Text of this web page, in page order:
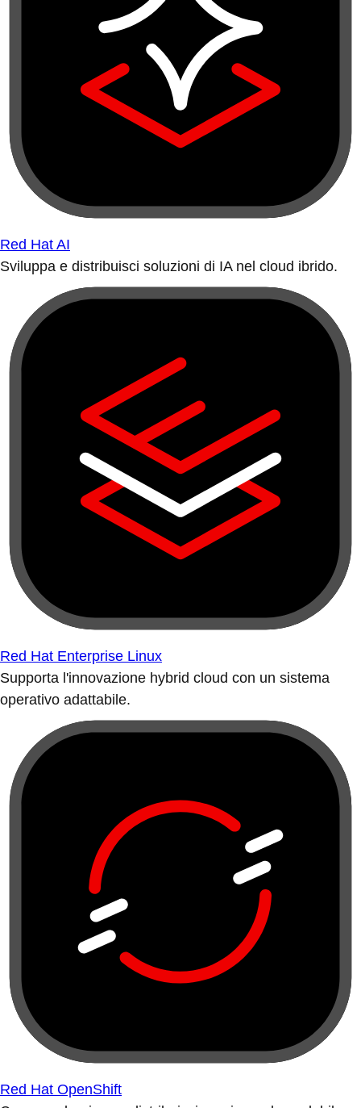
Red Hat AI
Sviluppa e distribuisci soluzioni di IA nel cloud ibrido.
Red Hat Enterprise Linux
Supporta l'innovazione hybrid cloud con un sistema
operativo adattabile.
Red Hat OpenShift